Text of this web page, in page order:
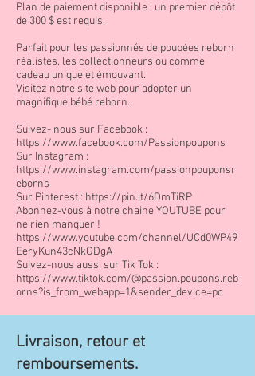
Plan de paiement disponible : un premier dépôt
de 300 $ est requis.
Parfait pour les passionnés de poupées reborn
réalistes, les collectionneurs ou comme
cadeau unique et émouvant.
Visitez notre site web pour adopter un
magnifique bébé reborn.
Suivez- nous sur Facebook :
https://www.facebook.com/Passionpoupons
Sur Instagram :
https://www.instagram.com/passionpouponsr
eborns
Sur Pinterest : https://pin.it/6DmTiRP
Abonnez-vous à notre chaine YOUTUBE pour
ne rien manquer !
https://www.youtube.com/channel/UCd0WP49
EeryKun43cNkGDgA
Suivez-nous aussi sur Tik Tok :
https://www.tiktok.com/@passion.poupons.reb
orns?is_from_webapp=1&sender_device=pc
Livraison, retour et
remboursements.